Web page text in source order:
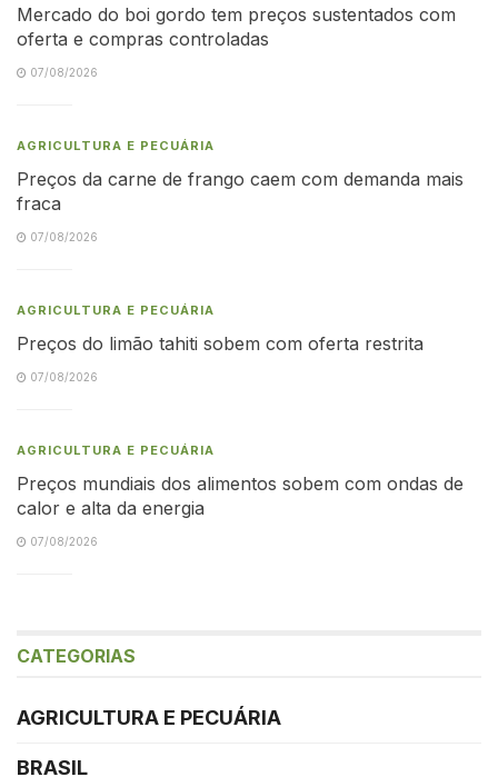
Mercado do boi gordo tem preços sustentados com
oferta e compras controladas
07/08/2026
AGRICULTURA E PECUÁRIA
Preços da carne de frango caem com demanda mais
fraca
07/08/2026
AGRICULTURA E PECUÁRIA
Preços do limão tahiti sobem com oferta restrita
07/08/2026
AGRICULTURA E PECUÁRIA
Preços mundiais dos alimentos sobem com ondas de
calor e alta da energia
07/08/2026
CATEGORIAS
AGRICULTURA E PECUÁRIA
BRASIL